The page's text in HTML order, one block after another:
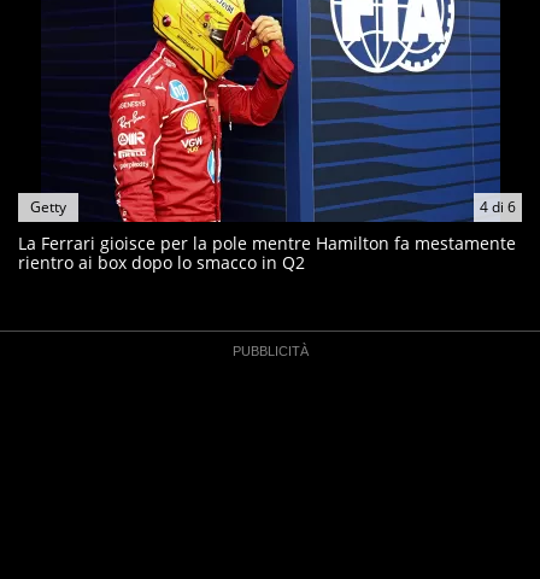
4di 6
Getty
La Ferrari gioisce per la pole mentre Hamilton fa mestamente
rientro ai box dopo lo smacco in Q2